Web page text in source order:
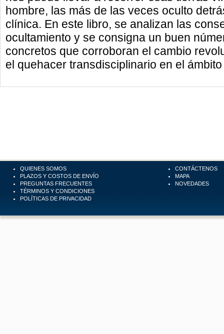
hombre, las más de las veces oculto
clínica. En este libro, se analizan las
ocultamiento y se consigna un buen
concretos que corroboran el cambio
el quehacer transdisciplinario en el
QUIENES SOMOS
PLAZOS Y COSTOS DE ENVÍO
PREGUNTAS FRECUENTES
TÉRMINOS Y CONDICIONES
POLÍTICAS DE PRIVACIDAD
CONTÁCTENOS
MAPA
NOVEDADES